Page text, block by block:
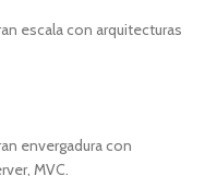
escala con arquitecturas
envergadura con
MVC.